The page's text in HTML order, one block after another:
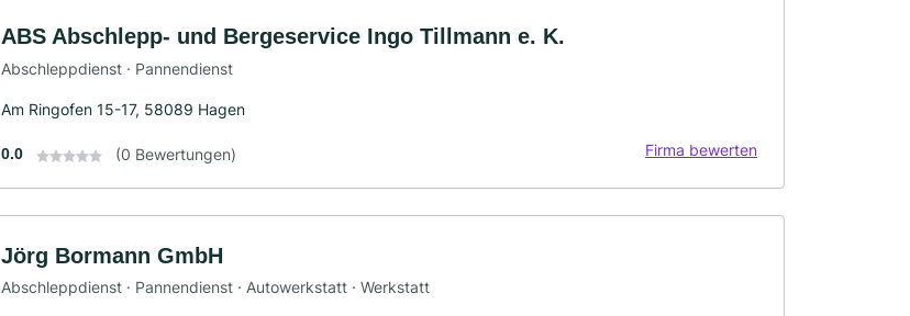
ABS Abschlepp- und Bergeservice Ingo Tillmann e. K.
Abschleppdienst · Pannendienst
Am Ringofen 15-17, 58089 Hagen
0.0 (0 Bewertungen) Firma bewerten
Jörg Bormann GmbH
Abschleppdienst · Pannendienst · Autowerkstatt · Werkstatt